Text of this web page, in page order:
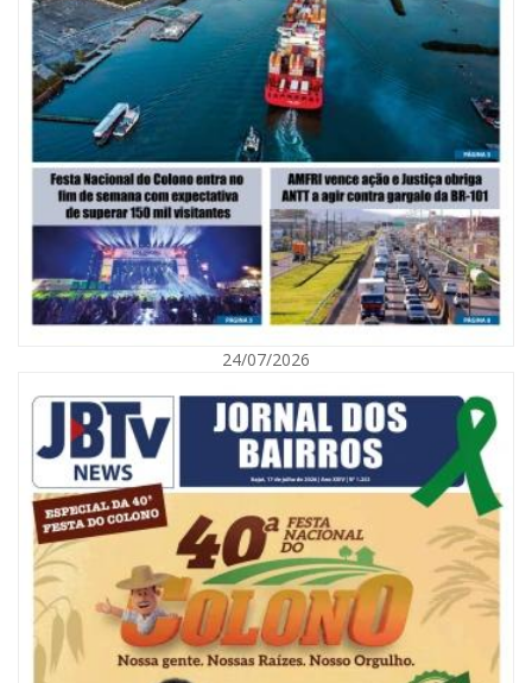
09/08/2026 | 07:00
Mostra Literária ocorrerá no Teatro Bruno Nitz dia 15 de agosto
GERAL
24/07/2026